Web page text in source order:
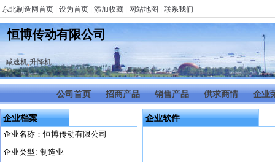
东北制造网首页 设为首页 添加收藏 网站地图 联系我们
恒博传动有限公司
减速机,升降机
公司首页 招商产品 销售产品 供求商情 企业
企业档案
企业名称：恒博传动有限公司
企业类型: 制造业
企业软件